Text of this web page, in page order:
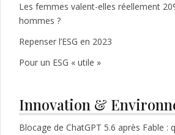
Les femmes valent-elles réellement
hommes ?
Repenser l’ESG en 2023
Pour un ESG « utile »
Innovation &
Blocage de ChatGPT 5.6 après Fable :